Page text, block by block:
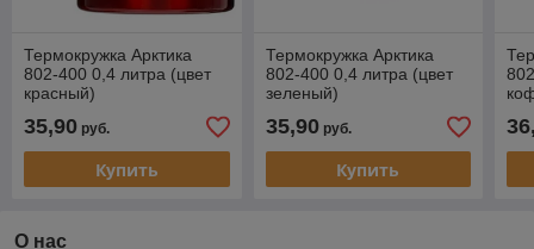
Термокружка Арктика
802-400 0,4 литра (цвет
красный)
35,90 руб.
Купить
Термокружка Арктика
802-400 0,4 литра (цвет
зеленый)
35,90руб.
Купить
О нас